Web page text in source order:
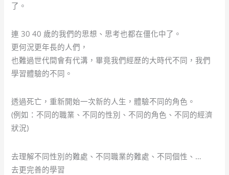
了。
連 30 40 歲的我們的思想、思考也都在僵化中了。
更何況更年長的人們，
也難過世代間會有代溝，畢竟我們經歷的大時代不同，我們
學習體驗的不同。
透過死亡，重新開始一次新的人生，體驗不同的角色。
(例如：不同的職業、不同的性別、不同的角色、不同的經濟
狀況)
去理解不同性別的難處、不同職業的難處、不同個性、…
去更完善的學習